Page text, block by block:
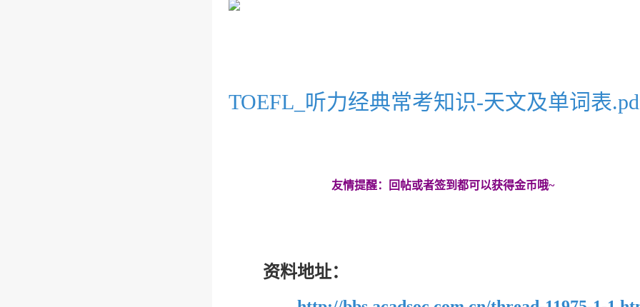
TOEFL_听力经典常考知识-天文及单词表
友情提醒：回帖或者签到都可以获得金币哦~
资料地址：